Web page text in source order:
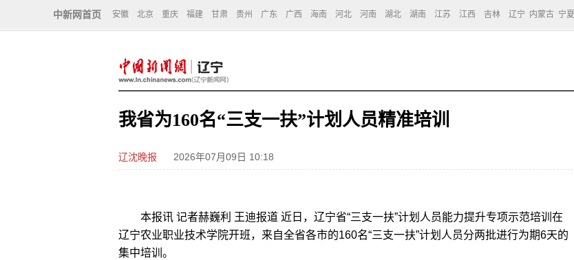
中新网首页 安徽 北京 重庆 福建 甘肃 贵州 广东 广西 海南 河北 河南 湖北 湖南 江苏 江西 吉林 辽宁 内蒙古 宁夏
我省为160名“三支一扶”计划人员精准培训
辽沈晚报 2026年07月09日 10:18
本报讯 记者赫巍利 王迪报道 近日，辽宁省“三支一扶”计划人员能力提升专项示范培训在
辽宁农业职业技术学院开班，来自全省各市的160名“三支一扶”计划人员分两批进行为期6天的
集中培训。